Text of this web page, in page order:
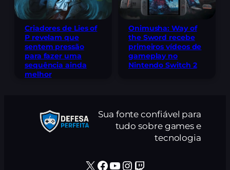
Criadores de Lies of
P revelam que
sentem pressão
para fazer uma
sequência ainda
melhor
Onimusha: Way of
the Sword recebe
primeiros vídeos de
gameplay no
Nintendo Switch 2
Sua fonte confiável para
tudo sobre games e
tecnologia
X Facebook Youtube Instagram Twitch